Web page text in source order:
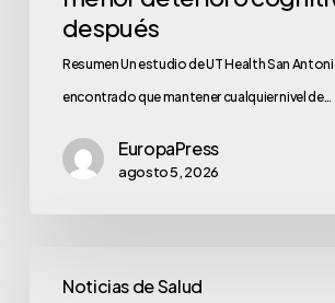
después
Resumen Un estudio de UT Health San
encontrado que mantener cualquier nivel de…
EuropaPress
agosto 5, 2026
Noticias de Salud